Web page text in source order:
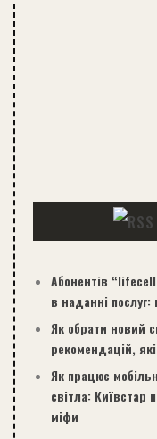
Абонентів
в наданні
Як обрати новий
рекомендацій,
Як працює
світла: Київстар
міфи